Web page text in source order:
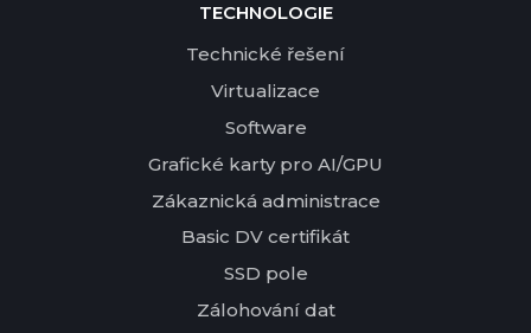
TECHNOLOGIE
Technické řešení
Virtualizace
Software
Grafické karty pro AI/GPU
Zákaznická administrace
Basic DV certifikát
SSD pole
Zálohování dat